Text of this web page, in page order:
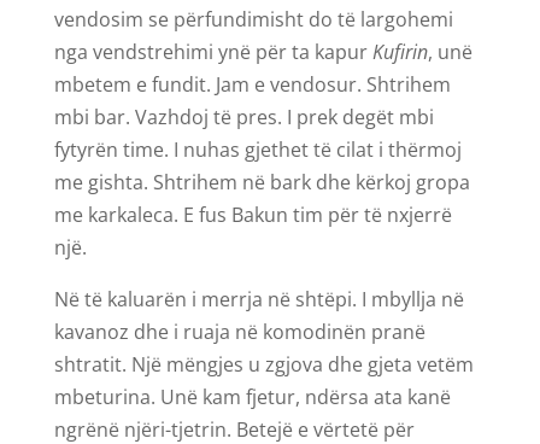
vendosim se përfundimisht do të largohemi
nga vendstrehimi ynë për ta kapurKufirin, unë
mbetem e fundit. Jam e vendosur. Shtrihem
mbi bar. Vazhdoj të pres. I prek degët mbi
fytyrën time. I nuhas gjethet të cilat i thërmoj
me gishta. Shtrihem në bark dhe kërkoj gropa
me karkaleca. E fus Bakun tim për të nxjerrë
një.
Në të kaluarën i merrja në shtëpi. I mbyllja në
kavanoz dhe i ruaja në komodinën pranë
shtratit. Një mëngjes u zgjova dhe gjeta vetëm
mbeturina. Unë kam fjetur, ndërsa ata kanë
ngrënë njëri-tjetrin. Betejë e vërtetë për